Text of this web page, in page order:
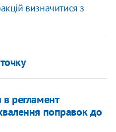
визначитися з
регламент
поправок до